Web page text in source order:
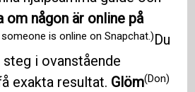
om någon är online på
is online on Snapchat.)Du
i ovanstående
exakta resultat. Glöm(Don)